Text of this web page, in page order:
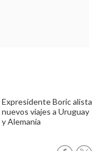
Expresidente Boric alista
nuevos viajes a Uruguay
y Alemania